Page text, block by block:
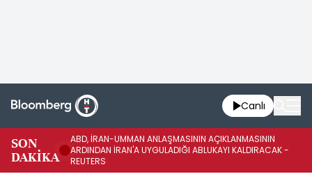
Canlı
SON
DAKİKA
ABD, İRAN-UMMAN ANLAŞMASININ AÇIKLANMASININ
ARDINDAN İRAN'A UYGULADIĞI ABLUKAYI KALDIRACAK -
REUTERS